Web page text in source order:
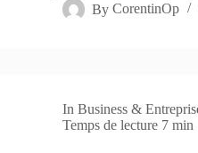
By CorentinOp
In Business &
Temps de lecture 7 min